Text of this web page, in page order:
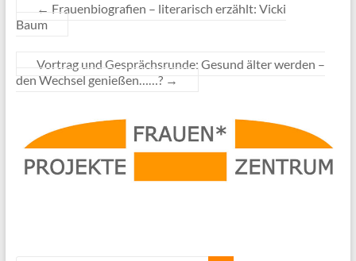
← Frauenbiografien – literarisch erzählt: Vicki
Baum
Vortrag und Gesprächsrunde: Gesund älter werden –
den Wechsel genießen……? →